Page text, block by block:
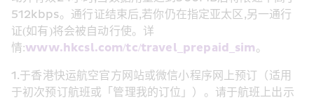
512kbps。通行证结束后,若你仍在指定亚太区,另一通行
证(如有)将会被自动行使。详
情:www.hkcsl.com/tc/travel_prepaid_sim。
1.于香港快运航空官方网站或微信小程序网上预订（适用
于初次预订航班或「管理我的订位」）。请于航班上出示